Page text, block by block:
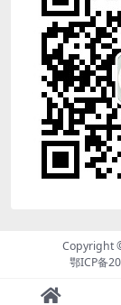
Copyright
鄂ICP备